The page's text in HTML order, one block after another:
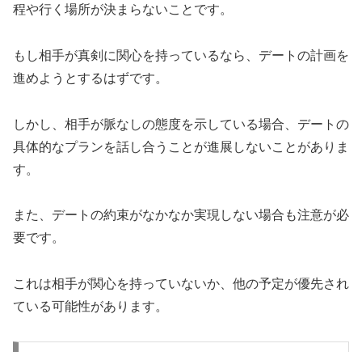
程や行く場所が決まらないことです。
もし相手が真剣に関心を持っているなら、デートの計画を
進めようとするはずです。
しかし、相手が脈なしの態度を示している場合、デートの
具体的なプランを話し合うことが進展しないことがありま
す。
また、デートの約束がなかなか実現しない場合も注意が必
要です。
これは相手が関心を持っていないか、他の予定が優先され
ている可能性があります。